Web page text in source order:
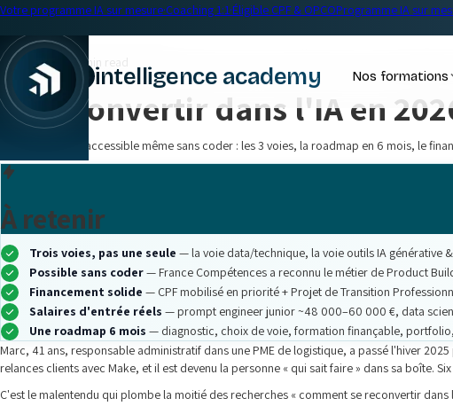
Votre programme IA sur mesure·Coaching 1:1·Éligible CPF & OPCOProgramme IA sur
intelligence academy Nos formations
← Blog
Formation IA
•17 min read
Se reconvertir dans l'IA en
Reconversion IA accessible même sans coder : les 3 voies, la roadmap en 6 mois, le
À retenir
Trois voies, pas une seule — la voie data/technique, la voie outils IA générative
Possible sans coder— France Compétences a reconnu le métier de Product
Financement solide — CPF mobilisé en priorité + Projet de Transition
Salaires d'entrée réels — prompt engineer junior ~48 000–60 000 €, data
Une roadmap 6 mois — diagnostic, choix de voie, formation finançable,
Marc, 41 ans, responsable administratif dans une PME de logistique, a passé l'hiver
relances clients avec Make, et il est devenu la personne « qui sait faire » dans sa boîte.
C'est le malentendu qui plombe la moitié des recherches « comment se reconvertir